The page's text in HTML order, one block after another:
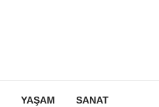
YAŞAM SANAT